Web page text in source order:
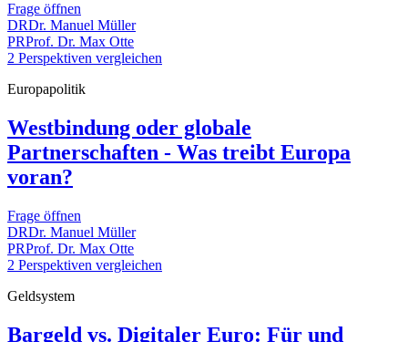
Frage öffnen
DRDr. Manuel Müller
PRProf. Dr. Max Otte
2 Perspektiven vergleichen
Europapolitik
Westbindung oder globale
Partnerschaften - Was treibt Europa
voran?
Frage öffnen
DRDr. Manuel Müller
PRProf. Dr. Max Otte
2 Perspektiven vergleichen
Geldsystem
Bargeld vs. Digitaler Euro: Für und